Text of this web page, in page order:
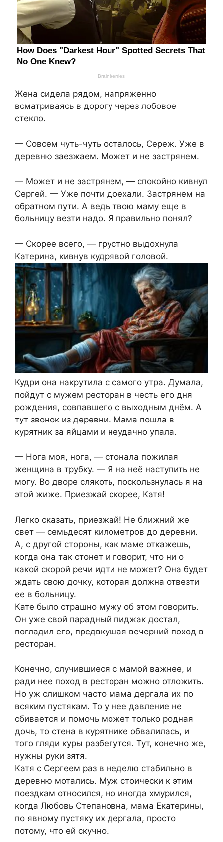
Жена сидела рядом, напряженно
всматриваясь в дорогу через лобовое
стекло.
— Совсем чуть-чуть осталось, Сереж. Уже в
деревню заезжаем. Может и не застрянем.
— Может и не застрянем, — спокойно кивнул
Сергей. — Уже почти доехали. Застрянем на
обратном пути. А ведь твою маму еще в
больницу везти надо. Я правильно понял?
— Скорее всего, — грустно выдохнула
Катерина, кивнув кудрявой головой.
Кудри она накрутила с самого утра. Думала,
пойдут с мужем ресторан в честь его дня
рождения, совпавшего с выходным днём. А
тут звонок из деревни. Мама пошла в
курятник за яйцами и неудачно упала.
— Нога моя, нога, — стонала пожилая
женщина в трубку. — Я на неё наступить не
могу. Во дворе слякоть, поскользнулась я на
этой жиже. Приезжай скорее, Катя!
Легко сказать, приезжай! Не ближний же
свет — семьдесят километров до деревни.
А, с другой стороны, как маме откажешь,
когда она так стонет и говорит, что ни о
какой скорой речи идти не может? Она будет
ждать свою дочку, которая должна отвезти
ее в больницу.
Кате было страшно мужу об этом говорить.
Он уже свой парадный пиджак достал,
погладил его, предвкушая вечерний поход в
ресторан.
Конечно, случившиеся с мамой важнее, и
ради нее поход в ресторан можно отложить.
Но уж слишком часто мама дергала их по
всяким пустякам. То у нее давление не
сбивается и помочь может только родная
дочь, то стена в курятнике обвалилась, и
того гляди куры разбегутся. Тут, конечно же,
нужны руки зятя.
Катя с Сергеем раз в неделю стабильно в
деревню мотались. Муж стоически к этим
поездкам относился, но иногда хмурился,
когда Любовь Степановна, мама Екатерины,
по явному пустяку их дергала, просто
потому, что ей скучно.